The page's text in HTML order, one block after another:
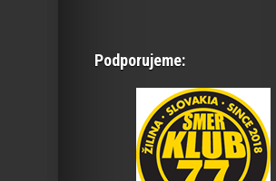
Podporujeme: